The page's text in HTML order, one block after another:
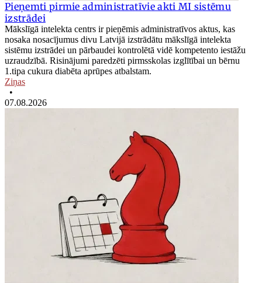
Pieņemti pirmie administratīvie akti MI sistēmu
izstrādei
Mākslīgā intelekta centrs ir pieņēmis administratīvos aktus, kas
nosaka nosacījumus divu Latvijā izstrādātu mākslīgā intelekta
sistēmu izstrādei un pārbaudei kontrolētā vidē kompetento iestāžu
uzraudzībā. Risinājumi paredzēti pirmsskolas izglītībai un bērnu
1.tipa cukura diabēta aprūpes atbalstam.
Ziņas
•
07.08.2026